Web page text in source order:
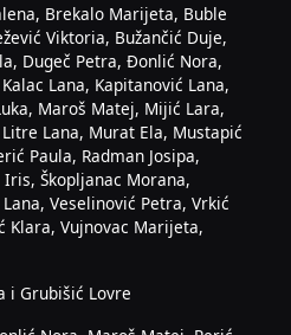
Brekalo Marijeta, Buble
Viktoria, Bužančić Duje,
Dugeč Petra, Đonlić Nora,
Lana, Kapitanović Lana,
Maroš Matej, Mijić Lara,
Lana, Murat Ela, Mustapić
Paula, Radman Josipa,
Škopljanac Morana,
Veselinović Petra, Vrkić
Klara, Vujnovac Marijeta,
i Grubišić Lovre